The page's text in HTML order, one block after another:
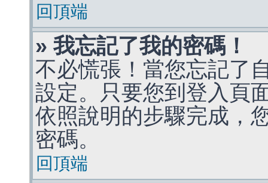
回頂端
» 我忘記了我的密碼！
不必慌張！當您忘記了
設定。只要您到登入頁
依照說明的步驟完成，
密碼。
回頂端